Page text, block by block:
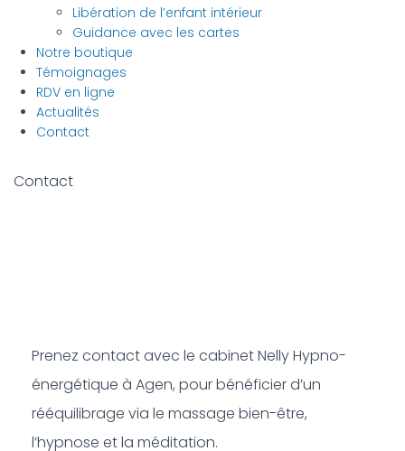
Libération de l’enfant intérieur
Guidance avec les cartes
Notre boutique
Témoignages
RDV en ligne
Actualités
Contact
Contact
Prenez contact avec le cabinet Nelly Hypno-
énergétique à Agen, pour bénéficier d’un
rééquilibrage via le massage bien-être,
l’hypnose et la méditation.